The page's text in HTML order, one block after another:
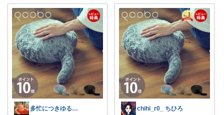
多忙につきゆる更新☆快怠新書・杉田玄米 chihi_r0_ ちひろ